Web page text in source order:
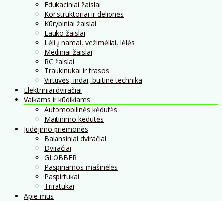
Edukaciniai žaislai
Konstruktoriai ir delionės
Kūrybiniai žaislai
Lauko žaislai
Lėlių namai, vežimėliai, lėlės
Mediniai žaislai
RC žaislai
Traukinukai ir trasos
Virtuvės, indai, buitinė technika
Elektriniai dviračiai
Vaikams ir kūdikiams
Automobilinės kėdutės
Maitinimo kedutės
Judėjimo priemonės
Balansiniai dviračiai
Dviračiai
GLOBBER
Paspiriamos mašinėlės
Paspirtukai
Triratukai
Apie mus